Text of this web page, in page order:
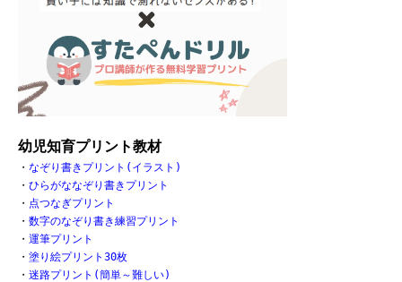
幼児知育プリント教材
・ なぞり書きプリント(イラスト)
・ ひらがななぞり書きプリント
・ 点つなぎプリント
・ 数字のなぞり書き練習プリント
・ 運筆プリント
・ 塗り絵プリント30枚
・ 迷路プリント(簡単～難しい)